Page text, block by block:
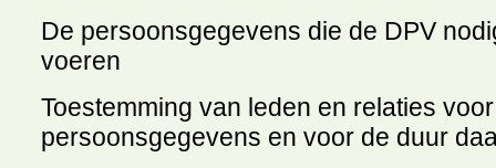
De persoonsgegevens die de DPV
voeren
Toestemming van leden en relaties
persoonsgegevens en voor de duur